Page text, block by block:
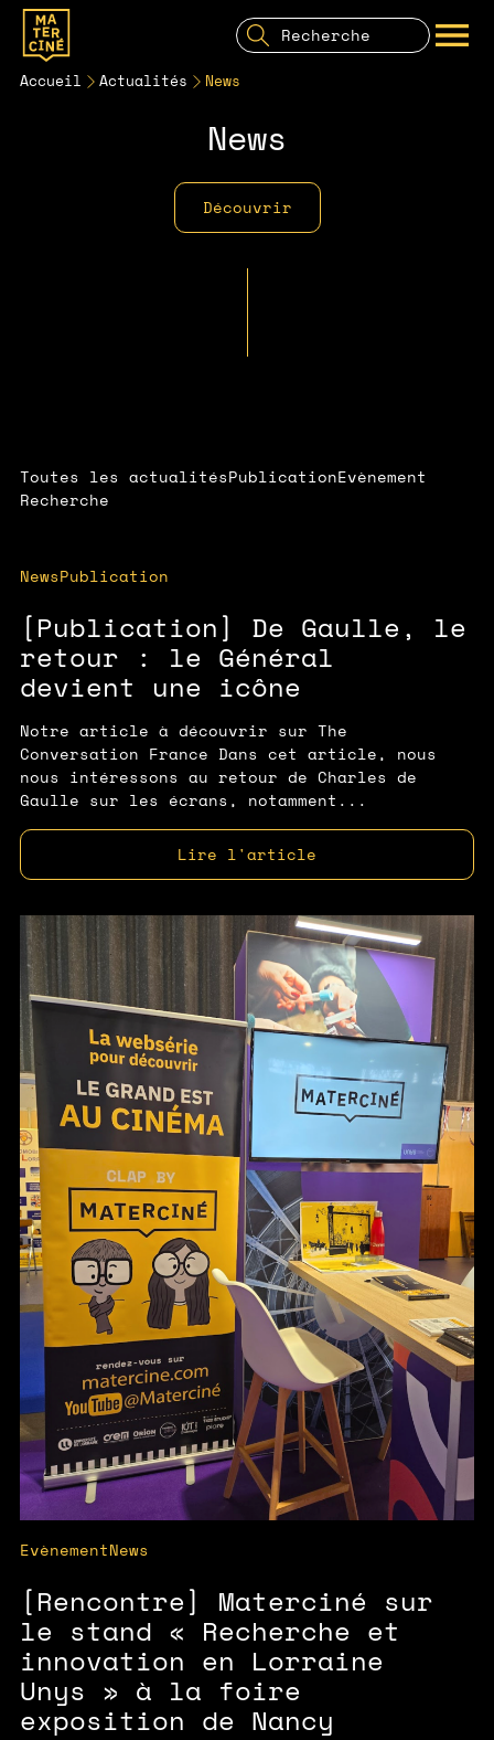
Recherche
pour:
Recherche
News
Découvrir
Accueil Actualités News
Toutes les actualitésPublicationEvènement
Recherche
NewsPublication
[Publication] De Gaulle, le
retour : le Général
devient une icône
Notre article à découvrir sur The
Conversation France Dans cet article, nous
nous intéressons au retour de Charles de
Gaulle sur les écrans, notamment...
Lire l'article
EvènementNews
[Rencontre] Materciné sur
le stand « Recherche et
innovation en Lorraine
Unys » à la foire
exposition de Nancy